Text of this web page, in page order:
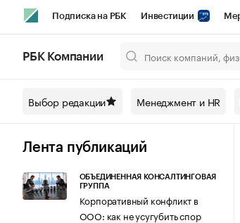
Подписка на РБК Инвестиции
Спецпроекты СПб Конференции СПб
Технологии и медиа
РБК Компании
Выбор редакции Менеджмент и HR
Лента публикаций
ОБЪЕДИНЕННАЯ КОНСАЛТИНГОВАЯ
ГРУППА
Корпоративный конфликт в
ООО: как не усугубить спор